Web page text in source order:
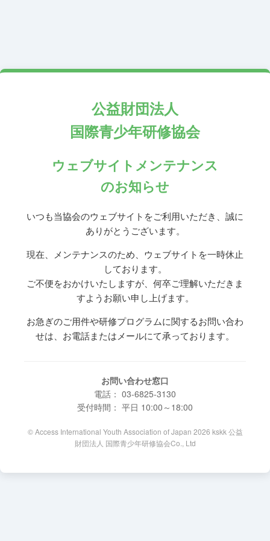
公益財団法人
国際青少年研修協会
ウェブサイトメンテナンス
のお知らせ
いつも当協会のウェブサイトをご利用いただき、誠に
ありがとうございます。
現在、メンテナンスのため、ウェブサイトを一時休止
しております。
ご不便をおかけいたしますが、何卒ご理解いただきま
すようお願い申し上げます。
お急ぎのご用件や研修プログラムに関するお問い合わ
せは、お電話またはメールにて承っております。
お問い合わせ窓口
電話： 03-6825-3130
受付時間： 平日 10:00～18:00
© Access International Youth Association of Japan 2026 kskk 公益
財団法人 国際青少年研修協会Co., Ltd